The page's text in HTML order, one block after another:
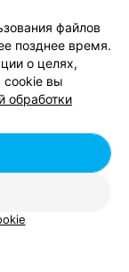
орган -
файлов
позднее время.
о целях,
cookie вы
обработки